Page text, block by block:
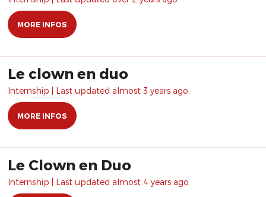
MORE INFOS
Le clown en duo
Internship | Last updated almost 3 years ago.
MORE INFOS
Le Clown en Duo
Internship | Last updated almost 4 years ago.